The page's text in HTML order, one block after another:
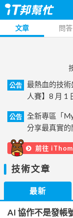
文章 問答
公告
最熱血的技
人賽】8 月 1
公告
全新專區「
分享最真實
前往
技術文章
最新
AI 協作不是發帳